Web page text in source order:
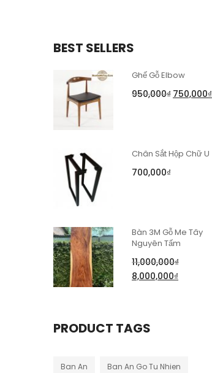
BEST SELLERS
Ghế Gỗ Elbow
950,000₫ 750,000₫
Chân Sắt Hộp Chữ U
700,000₫
Bàn 3M Gỗ Me Tây
Nguyên Tấm
11,000,000₫
8,000,000₫
PRODUCT TAGS
Ban An Ban An Go Tu Nhien